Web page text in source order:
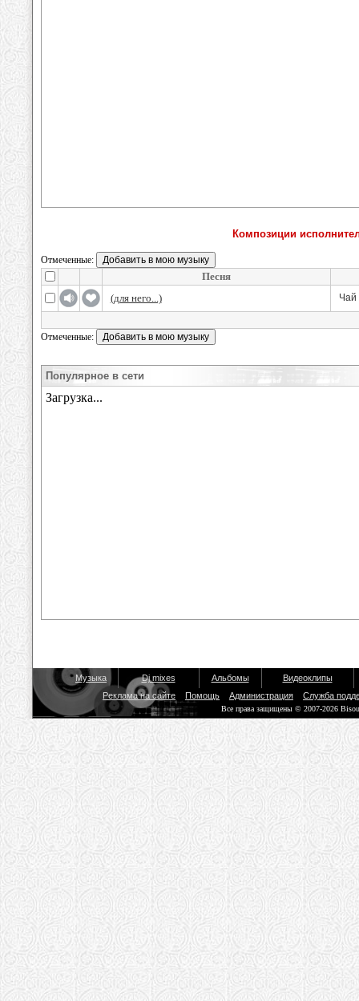
Композиции
Отмеченные:
Песня
(для него...)
Чай
Отмеченные:
Популярное в сети
Музыка Dj mixes Альбомы
Видеоклипы
Реклама на сайте
Помощь Администрация Служба
Все права защищены © 2007-2026